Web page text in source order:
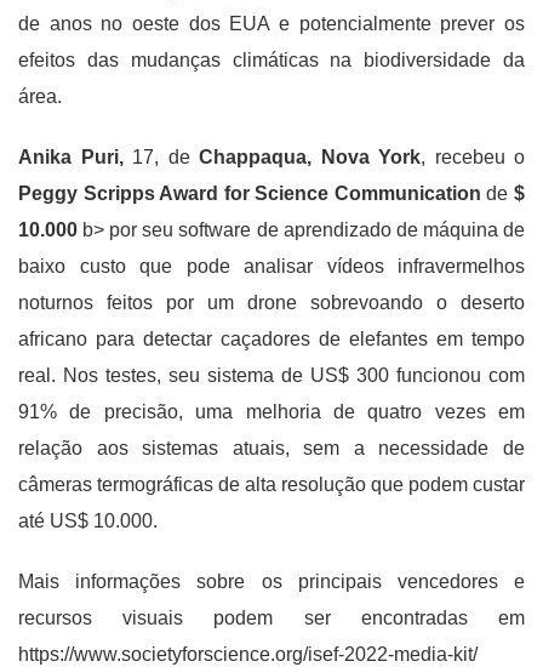
de anos no oeste dos EUA e potencialmente prever os
efeitos das mudanças climáticas na biodiversidade da
área.
Anika Puri, 17, de Chappaqua, Nova York, recebeu o
Peggy Scripps Award for Science Communication de$
10.000 b> por seu software de aprendizado de máquina de
baixo custo que pode analisar vídeos infravermelhos
noturnos feitos por um drone sobrevoando o deserto
africano para detectar caçadores de elefantes em tempo
real. Nos testes, seu sistema de US$ 300 funcionou com
91% de precisão, uma melhoria de quatro vezes em
relação aos sistemas atuais, sem a necessidade de
câmeras termográficas de alta resolução que podem custar
até US$ 10.000.
Mais informações sobre os principais vencedores e
recursos visuais podem ser encontradas em
https://www.societyforscience.org/isef-2022-media-kit/